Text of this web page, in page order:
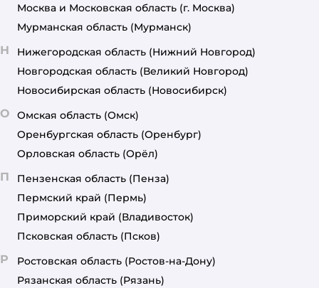
Москва и Московская область (г. Москва)
Мурманская область (Мурманск)
Н Нижегородская область (Нижний Новгород)
Новгородская область (Великий Новгород)
Новосибирская область (Новосибирск)
О Омская область (Омск)
Оренбургская область (Оренбург)
Орловская область (Орёл)
П Пензенская область (Пенза)
Пермский край (Пермь)
Приморский край (Владивосток)
Псковская область (Псков)
Р Ростовская область (Ростов-на-Дону)
Рязанская область (Рязань)